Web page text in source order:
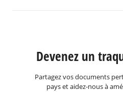
Devenez un
Partagez vos documents
pays et aidez-nous à